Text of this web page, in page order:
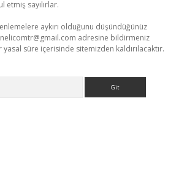
etmiş sayılırlar.
aykırı olduğunu düşündüğünüz
adresine bildirmeniz
süre içerisinde sitemizden kaldırılacaktır.